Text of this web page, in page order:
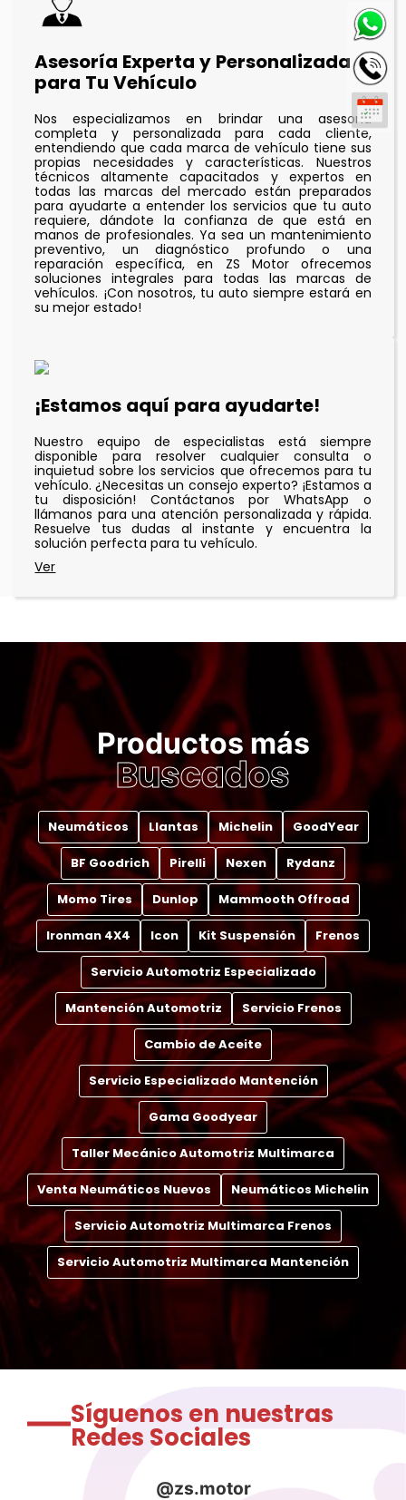
Asesoría Experta y Personalizada
para Tu Vehículo
Nos especializamos en brindar una asesoría
completa y personalizada para cada cliente,
entendiendo que cada marca de vehículo tiene sus
propias necesidades y características. Nuestros
técnicos altamente capacitados y expertos en
todas las marcas del mercado están preparados
para ayudarte a entender los servicios que tu auto
requiere, dándote la confianza de que está en
manos de profesionales. Ya sea un mantenimiento
preventivo, un diagnóstico profundo o una
reparación específica, en ZS Motor ofrecemos
soluciones integrales para todas las marcas de
vehículos. ¡Con nosotros, tu auto siempre estará en
su mejor estado!
¡Estamos aquí para ayudarte!
Nuestro equipo de especialistas está siempre
disponible para resolver cualquier consulta o
inquietud sobre los servicios que ofrecemos para tu
vehículo. ¿Necesitas un consejo experto? ¡Estamos a
tu disposición! Contáctanos por WhatsApp o
llámanos para una atención personalizada y rápida.
Resuelve tus dudas al instante y encuentra la
solución perfecta para tu vehículo.
Productos más
Buscados
Neumáticos Llantas Michelin GoodYear
BF Goodrich Pirelli Nexen Rydanz
Momo Tires Dunlop Mammooth Offroad
Ironman 4X4 Icon Kit Suspensión Frenos
Servicio Automotriz Especializado
Mantención Automotriz Servicio Frenos
Cambio de Aceite
Servicio Especializado Mantención
Gama Goodyear
Taller Mecánico Automotriz Multimarca
Venta Neumáticos Nuevos Neumáticos Michelin
Servicio Automotriz Multimarca Frenos
Servicio Automotriz Multimarca Mantención
Síguenos en nuestras
Redes Sociales